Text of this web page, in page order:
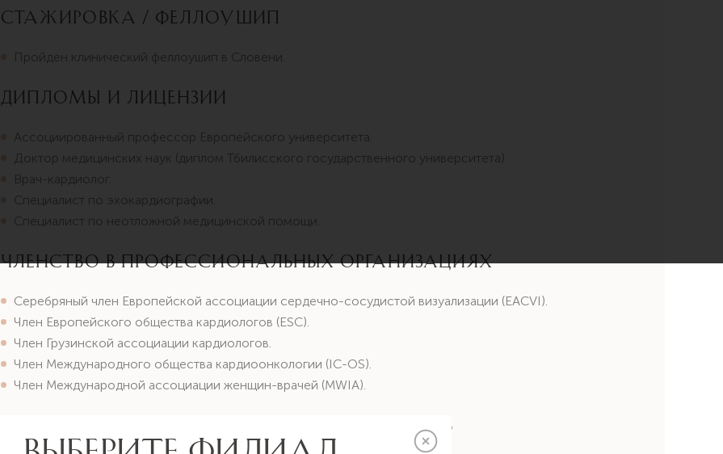
Стажировка / Феллоушип
Пройден клинический феллоушип в Словени.
Дипломы и лицензии
Ассоциированный профессор Европейского университета.
Доктор медицинских наук (диплом Тбилисского государственного университета).
Врач-кардиолог.
Специалист по эхокардиографии.
Специалист по неотложной медицинской помощи.
Членство в профессиональных организациях
Серебряный член Европейской ассоциации сердечно-сосудистой визуализации (EACVI).
Член Европейского общества кардиологов (ESC).
Член Грузинской ассоциации кардиологов.
Член Международного общества кардиоонкологии (IC-OS).
Член Международной ассоциации женщин-врачей (MWIA).
Научно-исследовательская деятельность